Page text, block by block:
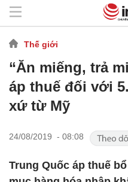
Thế giới
“Ăn miếng, trả
áp thuế đối với
xứ từ Mỹ
24/08/2019 - 08:08
Trung Quốc áp thuế